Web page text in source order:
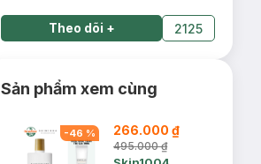
Theo dõi + 2125
Sản phẩm xem cùng
-46 % 266.000 ₫
495.000 ₫